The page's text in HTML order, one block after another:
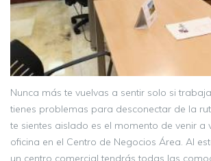
Nunca más te vuelvas a sentir solo si
tienes problemas para desconectar de la
te sientes aislado es el momento de venir a
oficina en el Centro de Negocios Área. Al
un centro comercial tendrás todas las